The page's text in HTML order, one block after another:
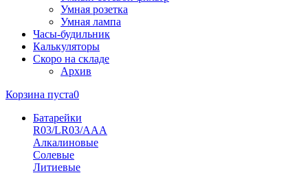
Умная розетка
Умная лампа
Часы-будильник
Калькуляторы
Скоро на складе
Архив
Корзина пуста0
Батарейки
R03/LR03/AAA
Алкалиновые
Солевые
Литиевые